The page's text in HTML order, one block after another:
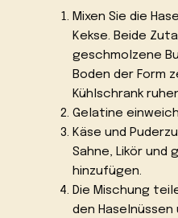
Mixen Sie die
Kekse. Beide
geschmolzene
Boden der Form
Kühlschrank
Gelatine
Käse und
Sahne, Likör und
hinzufügen.
Die Mischung
den